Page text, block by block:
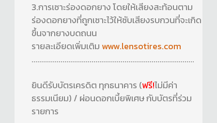
3.การเซาะร่องดอกยาง โดยให้เสียงสะท้อนตาม
ร่องดอกยางที่ถูกเซาะไว้ให้ซับเสียงรบกวนที่จะเกิด
ขึ้นจากยางบดถนน
รายละเอียดเพิ่มเติม www.lensotires.com
....................................................................................
ยินดีรับบัตรเครดิต ทุกธนาคาร (ฟรี!ไม่มีค่า
ธรรมเนียม) / ผ่อนดอกเบี้ยพิเศษ กับบัตรที่ร่วม
รายการ